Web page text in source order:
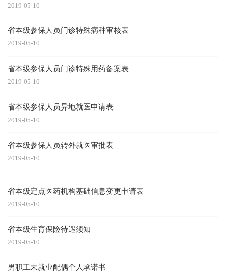
2019-05-10
省本级参保人员门诊特殊病种审核表
2019-05-10
省本级参保人员门诊特殊用药备案表
2019-05-10
省本级参保人员异地就医申请表
2019-05-10
省本级参保人员转外就医审批表
2019-05-10
省本级定点医药机构基础信息变更申请表
2019-05-10
省本级生育保险待遇须知
2019-05-10
男职工未就业配偶个人承诺书